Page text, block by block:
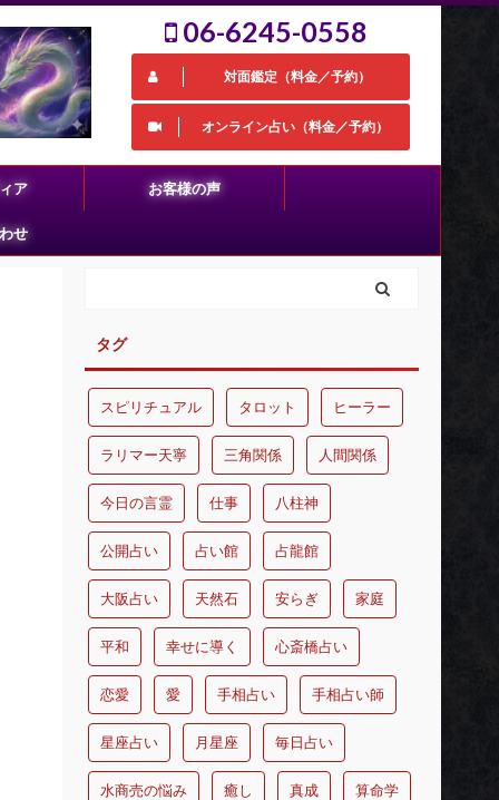
06-6245-0558
対面鑑定（料金／予約）
オンライン占い（料金／予約）
ア お客様の声
せ
タグ
スピリチュアル タロット ヒーラー
ラリマー天寧 三角関係 人間関係
今日の言霊 仕事 八柱神
公開占い 占い館 占龍館
大阪占い 天然石 安らぎ 家庭
平和 幸せに導く 心斎橋占い
恋愛 愛 手相占い 手相占い師
星座占い 月星座 毎日占い
水商売の悩み 癒し 真成 算命学